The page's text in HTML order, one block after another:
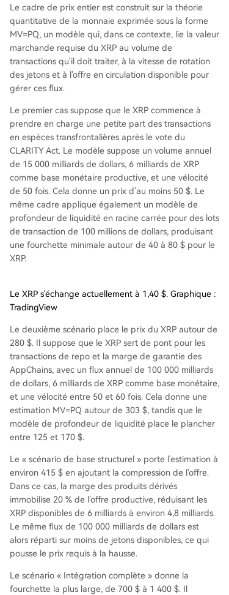
Le cadre de prix entier est construit sur la théorie
quantitative de la monnaie exprimée sous la forme
MV=PQ, un modèle qui, dans ce contexte, lie la valeur
marchande requise du XRP au volume de
transactions qu'il doit traiter, à la vitesse de rotation
des jetons et à l'offre en circulation disponible pour
gérer ces flux.
Le premier cas suppose que le XRP commence à
prendre en charge une petite part des transactions
en espèces transfrontalières après le vote du
CLARITY Act. Le modèle suppose un volume annuel
de 15 000 milliards de dollars, 6 milliards de XRP
comme base monétaire productive, et une vélocité
de 50 fois. Cela donne un prix d'au moins 50 $. Le
même cadre applique également un modèle de
profondeur de liquidité en racine carrée pour des lots
de transaction de 100 millions de dollars, produisant
une fourchette minimale autour de 40 à 80 $ pour le
XRP.
Le XRP s'échange actuellement à 1,40 $. Graphique :
TradingView
Le deuxième scénario place le prix du XRP autour de
280 $. Il suppose que le XRP sert de pont pour les
transactions de repo et la marge de garantie des
AppChains, avec un flux annuel de 100 000 milliards
de dollars, 6 milliards de XRP comme base monétaire,
et une vélocité entre 50 et 60 fois. Cela donne une
estimation MV=PQ autour de 303 $, tandis que le
modèle de profondeur de liquidité place le plancher
entre 125 et 170 $.
Le « scénario de base structurel » porte l'estimation à
environ 415 $ en ajoutant la compression de l'offre.
Dans ce cas, la marge des produits dérivés
immobilise 20 % de l'offre productive, réduisant les
XRP disponibles de 6 milliards à environ 4,8 milliards.
Le même flux de 100 000 milliards de dollars est
alors réparti sur moins de jetons disponibles, ce qui
pousse le prix requis à la hausse.
Le scénario « Intégration complète » donne la
fourchette la plus large, de 700 $ à 1 400 $. Il